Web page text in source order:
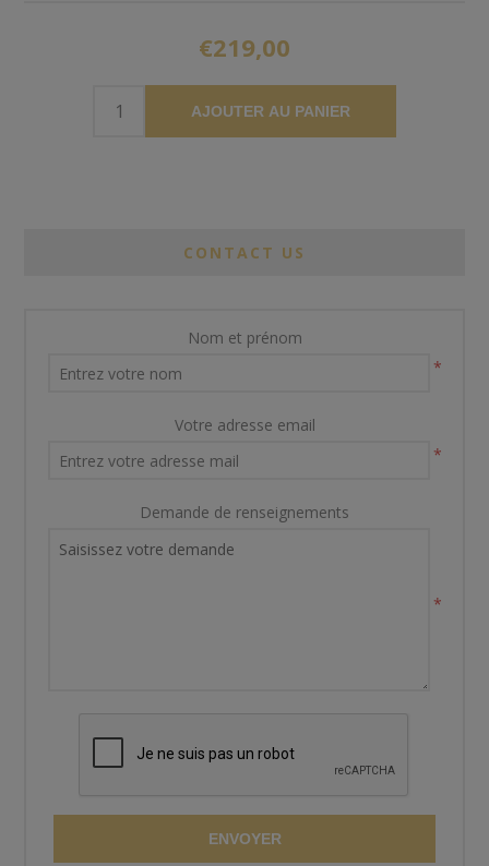
€219,00
AJOUTER AU PANIER
CONTACT US
Nom et prénom
*
Votre adresse email
*
Demande de renseignements
*
ENVOYER